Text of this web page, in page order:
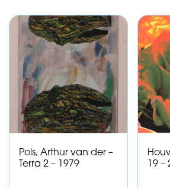
Pols, Arthur van der –
Terra 2 – 1979
19 –